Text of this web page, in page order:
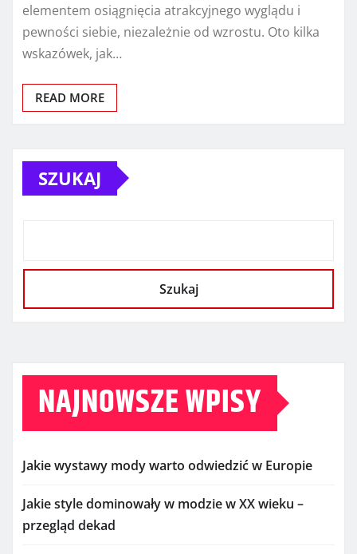
elementem osiągnięcia atrakcyjnego wyglądu i
pewności siebie, niezależnie od wzrostu. Oto kilka
wskazówek, jak…
READ MORE
SZUKAJ
Szukaj
NAJNOWSZE WPISY
Jakie wystawy mody warto odwiedzić w Europie
Jakie style dominowały w modzie w XX wieku –
przegląd dekad